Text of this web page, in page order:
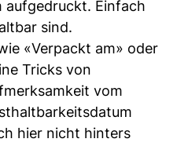
aufgedruckt. Einfach
sind.
«Verpackt am» oder
Tricks von
vom
hier nicht hinters